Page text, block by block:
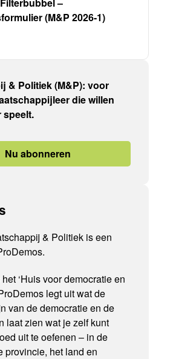
–
(M&P 2026-1)
& Politiek (M&P): voor
die willen
speelt.
Nu abonneren
& Politiek is een
‘Huis voor democratie en
legt uit wat de
van de democratie en de
laat zien wat je zelf kunt
uit te oefenen – in de
provincie, het land en